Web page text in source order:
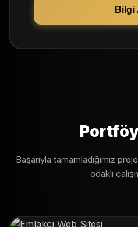
Bilgi
Başarıyla tamamladığımız
odaklı